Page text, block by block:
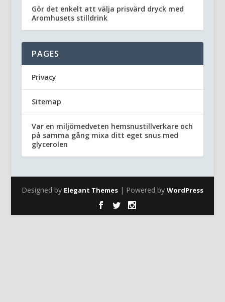
Gör det enkelt att välja prisvärd dryck med
Aromhusets stilldrink
PAGES
Privacy
Sitemap
Var en miljömedveten hemsnustillverkare och
på samma gång mixa ditt eget snus med
glycerolen
Designed by Elegant Themes| Powered by WordPress